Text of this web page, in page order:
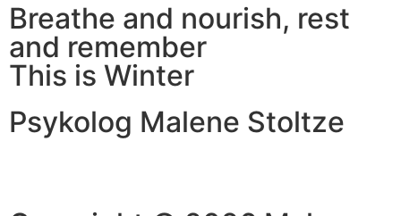
Breathe and nourish, rest
and remember
This is Winter
Psykolog Malene Stoltze